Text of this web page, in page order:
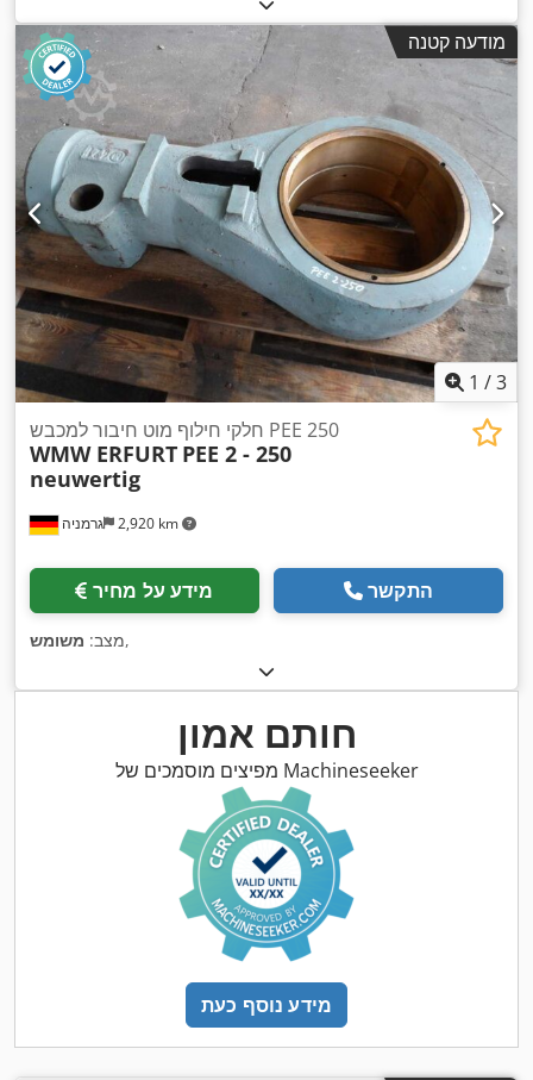
מודעה קטנה
1 /3
גרמניה 2,920 km
חלקי חילוף מוט חיבור למכבש PEE 250
WMW ERFURT PEE 2 - 250
neuwertig
מידע על מחיר התקשר
מצב: משומש ,
חותם אמון
מפיצים מוסמכים של Machineseeker
מידע נוסף כעת